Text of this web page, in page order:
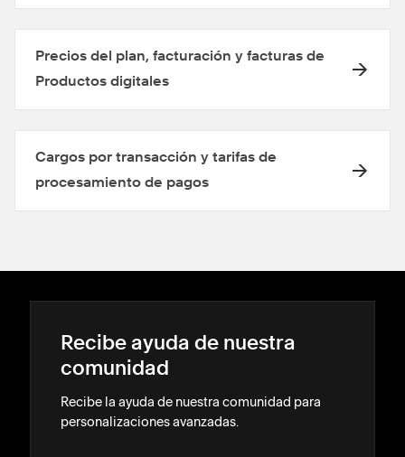
Precios del plan, facturación y facturas de
Productos digitales
Cargos por transacción y tarifas de
procesamiento de pagos
Recibe ayuda de nuestra
comunidad
Recibe la ayuda de nuestra comunidad para
personalizaciones avanzadas.